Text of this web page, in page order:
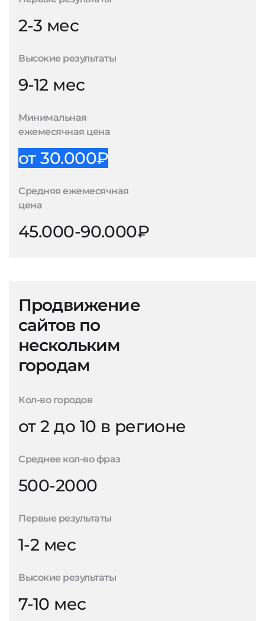
2-3 мес
Высокие результаты
9-12 мес
Минимальная
ежемесячная цена
от 30.000₽
Средняя ежемесячная
цена
45.000-90.000₽
Продвижение
сайтов по
нескольким
городам
Кол-во городов
от 2 до 10 в регионе
Среднее кол-во фраз
500-2000
Первые результаты
1-2 мес
Высокие результаты
7-10 мес